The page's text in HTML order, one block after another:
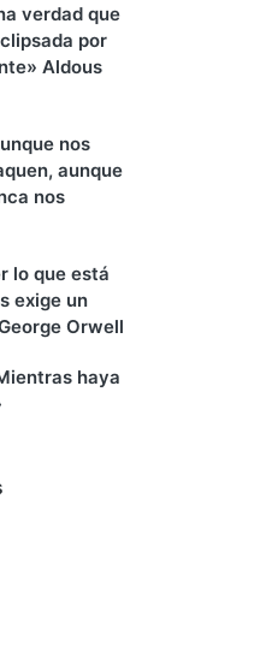
verdad que
por
Aldous
nos
aunque
nos
lo que está
exige un
Orwell
haya